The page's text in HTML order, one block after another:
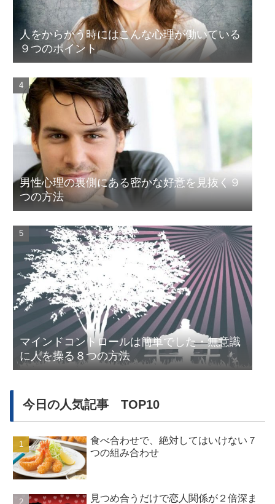
人をからかう時にはこんな心理が働いている
９つのポイント
男性心理の裏側にある密かな好意を見抜く９
つの方法
マインドコントロールは簡単でした・無意識
に人を操る８つの方法
今日の人気記事 TOP10
食べ合わせで、絶対してはいけない７
つの組み合わせ
見つめ合うだけで恋人関係が２倍深ま